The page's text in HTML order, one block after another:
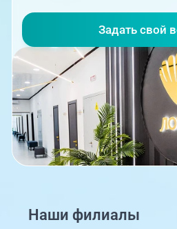
Задать свой
Наши филиалы